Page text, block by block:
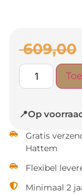
609,00
📍Op
Gratis
Hattem
Flexibel
Minimaal 2